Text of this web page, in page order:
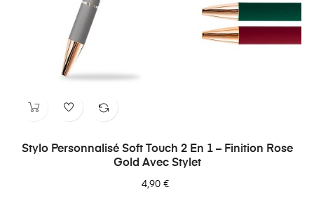
Stylo Personnalisé Soft Touch 2 En 1 – Finition Rose
Gold Avec Stylet
4,90 €